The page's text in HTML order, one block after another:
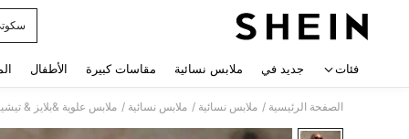
فئات جديد في ملابس نسائية مقاسات كبيرة الأطفال
الصفحة الرئيسية / ملابس نسائية / ملابس نسائية / ملابس علوية &بلايز &